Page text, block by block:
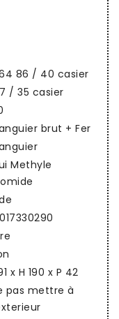
86 / 40 casier
/ 35 casier
brut + Fer
Methyle
x H 190 x P 42
pas mettre à